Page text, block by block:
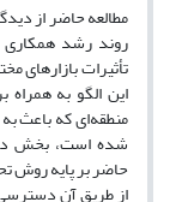
مطالعه حاضر از
روند رشد
تأثیرات بازارهای
این الگو به
منطقه‌ای که باعث
شده است، بخش
حاضر بر پایه روش